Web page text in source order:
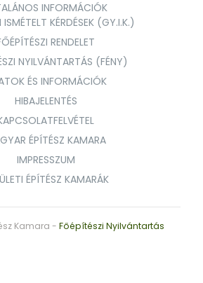
INFORMÁCIÓK
ISMÉTELT KÉRDÉSEK (GY.I.K.)
RENDELET
NYILVÁNTARTÁS (FÉNY)
ÉS INFORMÁCIÓK
HIBAJELENTÉS
ÉPÍTÉSZ KAMARA
IMPRESSZUM
ÉPÍTÉSZ KAMARÁK
Kamara - Főépítészi Nyilvántartás